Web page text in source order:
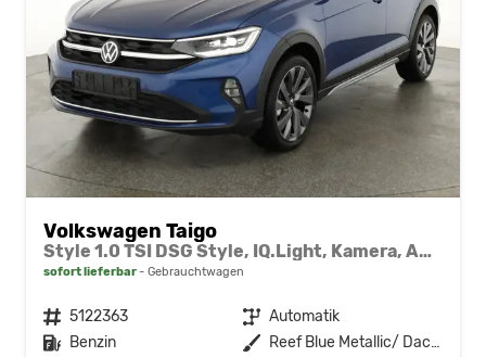
Volkswagen Taigo
Style 1.0 TSI DSG Style, IQ.Light, Kamera, ACC, Winter, 18-Zoll, 3 J.-Garantie
sofort lieferbar Gebrauchtwagen
Fahrzeugnr. 5122363 Getriebe Automatik
Kraftstoff Benzin Außenfarbe
Reef Blue Metallic/ Dach Schwarz